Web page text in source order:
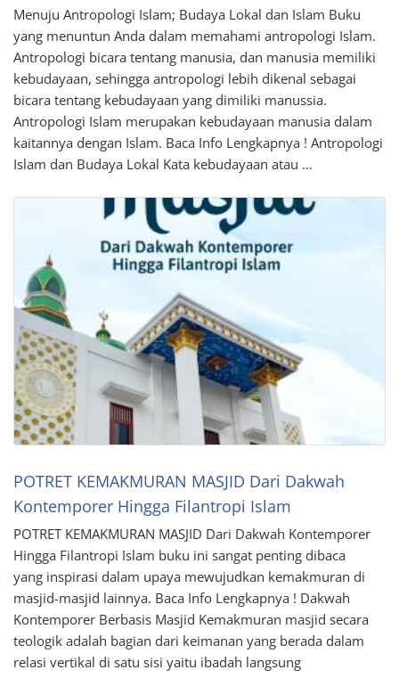
Menuju Antropologi Islam; Budaya Lokal dan Islam Buku
yang menuntun Anda dalam memahami antropologi Islam.
Antropologi bicara tentang manusia, dan manusia memiliki
kebudayaan, sehingga antropologi lebih dikenal sebagai
bicara tentang kebudayaan yang dimiliki manussia.
Antropologi Islam merupakan kebudayaan manusia dalam
kaitannya dengan Islam. Baca Info Lengkapnya ! Antropologi
Islam dan Budaya Lokal Kata kebudayaan atau …
POTRET KEMAKMURAN MASJID Dari Dakwah
Kontemporer Hingga Filantropi Islam
POTRET KEMAKMURAN MASJID Dari Dakwah Kontemporer
Hingga Filantropi Islam buku ini sangat penting dibaca
yang inspirasi dalam upaya mewujudkan kemakmuran di
masjid-masjid lainnya. Baca Info Lengkapnya ! Dakwah
Kontemporer Berbasis Masjid Kemakmuran masjid secara
teologik adalah bagian dari keimanan yang berada dalam
relasi vertikal di satu sisi yaitu ibadah langsung